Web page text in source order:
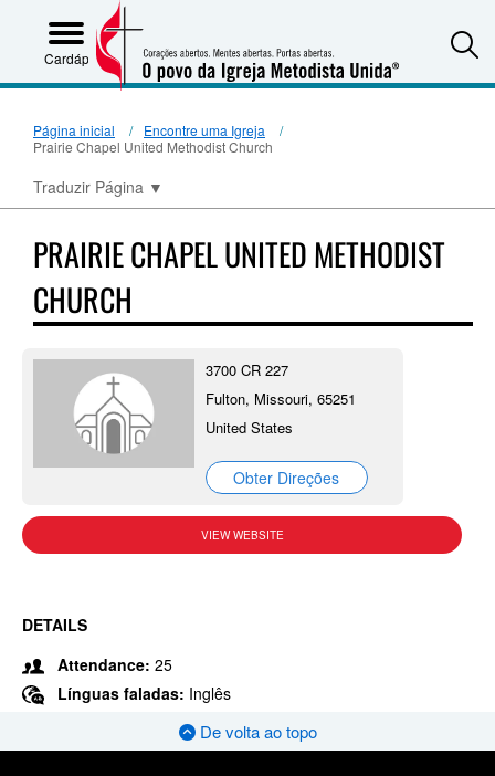
Cardápio
Página inicial
Encontre uma Igreja
Prairie Chapel United Methodist Church
Traduzir Página ▼
PRAIRIE CHAPEL UNITED METHODIST
CHURCH
3700 CR 227
Fulton, Missouri, 65251
United States
Obter Direções
VIEW WEBSITE
DETAILS
Attendance: 25
Línguas faladas: Inglês
De volta ao topo